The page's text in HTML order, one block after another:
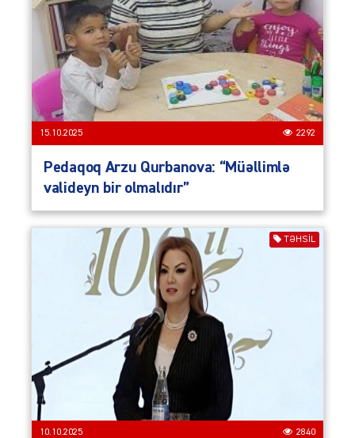
15.10.2025 2292
Pedaqoq Arzu Qurbanova: “Müəllimlə
valideyn bir olmalıdır”
TƏHSIL
10.10.2025 2840